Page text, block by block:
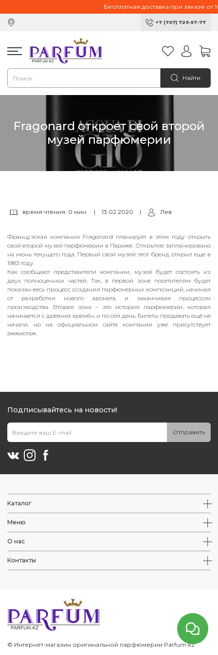
Бесплатная доставка при заказе от
+7 (707) 729-57-77
Найти
Fragonard откроет свой второй
музей парфюмерии
время чтения: 0 мин. | 13.02.2020 | Лев
Французская компания Fragonard планирует в этом году открыть
свой второй музей парфюмерии в Париже. Открытие запланировано
на июнь текущего года. Первый свой музей этот бренд открыл еще в
1983 году.
Как сообщают представители компании, музей будет состоять из
двух полноценных частей. Так, в первой зоне посетителям будет
показан весь процесс создания парфюмерных композиций, начиная
от разработки нового аромата, и заканчивая процессом
производства. Вторая зона – это история парфюмерии, которая
начинается с древних времён, и по сей день. Билеты продавать ещё не
начали, но на официальном сайте компании уже присутствует
ажжиотаж.
Подписывайтесь на новости!
Отправить
Каталог
Меню
О нас
Контакты
© Интернет-магазин оригинальной парфюмерии Parfum.kz